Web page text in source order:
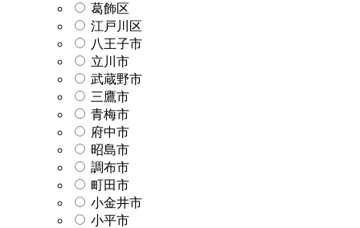
葛飾区
江戸川区
八王子市
立川市
武蔵野市
三鷹市
青梅市
府中市
昭島市
調布市
町田市
小金井市
小平市